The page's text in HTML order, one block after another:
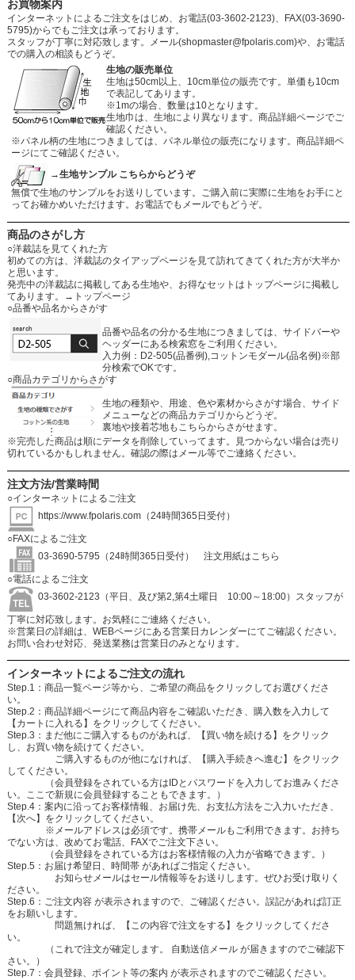
お買物案内
インターネットによるご注文をはじめ、お電話(03-3602-2123)、FAX(03-3690-
5795)からでもご注文は承っております。
スタッフが丁寧に対応致します。メール(shopmaster@fpolaris.com)や、お電話
での購入の相談もどうぞ。
生地の販売単位
生地は50cm以上、10cm単位の販売です。単価も10cm
で表記してあります。
※1mの場合、数量は10となります。
生地巾は、生地により異なります。商品詳細ページでご
確認ください。
※パネル柄の生地につきましては、パネル単位の販売になります。商品詳細ペ
ージにてご確認ください。
→生地サンプル こちらからどうぞ
無償で生地のサンプルをお送りしています。ご購入前に実際に生地をお手にと
ってお確かめいただけます。お電話でもメールでもどうぞ。
商品のさがし方
○洋裁誌を見てくれた方
初めての方は、洋裁誌のタイアップページを見て訪れてきてくれた方が大半か
と思います。
発売中の洋裁誌に掲載してある生地や、お得なセットはトップページに掲載し
てあります。
→トップページ
○品番や品名からさがす
品番や品名の分かる生地につきましては、サイドバーや
ヘッダーにある検索窓をご利用ください。
入力例：D2-505(品番例),コットンモダール(品名例)※部
分検索でOKです。
○商品カテゴリからさがす
生地の種類や、用途、色や素材からさがす場合、サイド
メニューなどの商品カテゴリからどうぞ。
裏地や接着芯地もこちらからさがせます。
※完売した商品は順にデータを削除していってます。見つからない場合は売り
切れているかもしれません。確認の際はメール等でご連絡ください。
注文方法/営業時間
○インターネットによるご注文
https://www.fpolaris.com（24時間365日受付）
○FAXによるご注文
03-3690-5795（24時間365日受付）
注文用紙はこちら
○電話によるご注文
03-3602-2123（平日、及び第2,第4土曜日 10:00～18:00）スタッフが
丁寧に対応致します。お気軽にご連絡ください。
※営業日の詳細は、WEBページにある営業日カレンダーにてご確認ください。
お問い合わせ対応、発送業務は営業日のみとなります。
インターネットによるご注文の流れ
Step.1：商品一覧ページ等から、ご希望の商品をクリックしてお選びくださ
い。
Step.2：商品詳細ページにて商品内容をご確認いただき、購入数を入力して
【カートに入れる】をクリックしてください。
Step.3：まだ他にご購入するものがあれば、【買い物を続ける】をクリック
し、お買い物を続けてください。
ご購入するものが他になければ、【購入手続きへ進む】をクリック
してください。
（会員登録をされている方はIDとパスワードを入力してお進みくださ
い。ここで新規に会員登録することもできます。）
Step.4：案内に沿ってお客様情報、お届け先、お支払方法をご入力いただき、
【次へ】をクリックしてください。
※メールアドレスは必須です。携帯メールもご利用できます。お持ち
でない方は、改めてお電話、FAXでご注文下さい。
（会員登録をされている方はお客様情報の入力が省略できます。）
Step.5：お届け希望日、時間帯 があればご指定ください。
お知らせメールはセール情報等をお送りします。ぜひお受け取りく
ださい。
Step.6：ご注文内容 が表示されますので、ご確認ください。誤記があれば訂正
をお願いします。
問題無ければ、【この内容で注文をする】をクリックしてくださ
い。
（これで注文が確定します。 自動送信メール が届きますのでご確認下
さい。）
Step.7：会員登録、ポイント等の案内 が表示されますのでご確認ください。